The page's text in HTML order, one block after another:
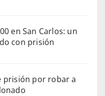
en San Carlos: un
con prisión
prisión por robar a